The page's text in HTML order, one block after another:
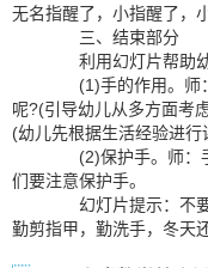
无名指醒了，小指醒了，
三、结束部分
利用幻灯片帮助幼
(1)手的作用。师：
呢?(引导幼儿从多方面考
(幼儿先根据生活经验进
(2)保护手。师：手
们要注意保护手。
幻灯片提示：不要
勤剪指甲，勤洗手，冬天